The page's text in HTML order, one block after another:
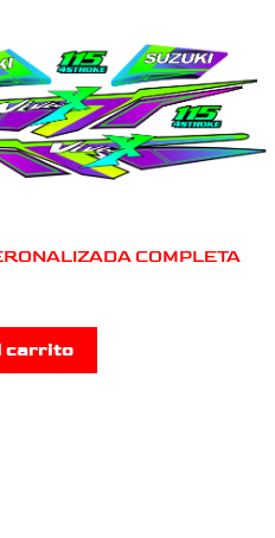
COMPLETA
carrito